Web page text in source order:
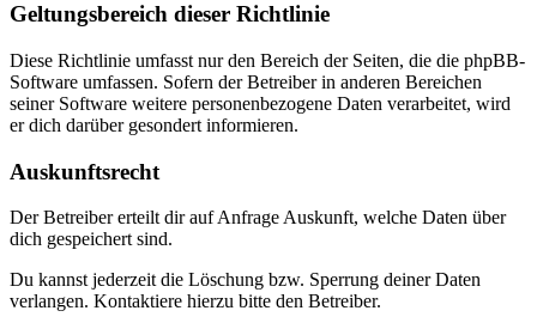
Geltungsbereich dieser Richtlinie
Diese Richtlinie umfasst nur den Bereich der Seiten, die die phpBB-
Software umfassen. Sofern der Betreiber in anderen Bereichen
seiner Software weitere personenbezogene Daten verarbeitet, wird
er dich darüber gesondert informieren.
Auskunftsrecht
Der Betreiber erteilt dir auf Anfrage Auskunft, welche Daten über
dich gespeichert sind.
Du kannst jederzeit die Löschung bzw. Sperrung deiner Daten
verlangen. Kontaktiere hierzu bitte den Betreiber.